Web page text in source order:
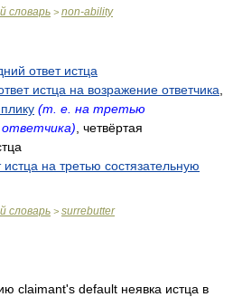
словарь > non-ability
ответ истца
истца на возражение ответчика
(т. e. на третью
, четвёртая
истца на третью состязательную
словарь > surrebutter
claimant's default неявка истца в